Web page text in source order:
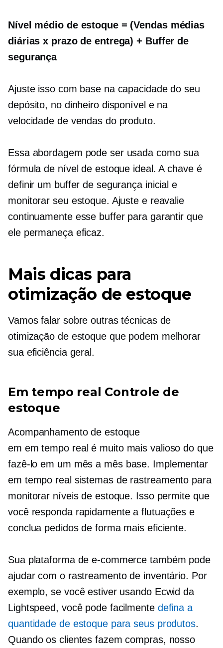
Nível médio de estoque = (Vendas médias
diárias x prazo de entrega) + Buffer de
segurança
Ajuste isso com base na capacidade do seu
depósito, no dinheiro disponível e na
velocidade de vendas do produto.
Essa abordagem pode ser usada como sua
fórmula de nível de estoque ideal. A chave é
definir um buffer de segurança inicial e
monitorar seu estoque. Ajuste e reavalie
continuamente esse buffer para garantir que
ele permaneça eficaz.
Mais dicas para
otimização de estoque
Vamos falar sobre outras técnicas de
otimização de estoque que podem melhorar
sua eficiência geral.
Em tempo real Controle de
estoque
Acompanhamento de estoque
em em tempo real é muito mais valioso do que
fazê-lo em um mês a mêsbase. Implementar
em tempo real sistemas de rastreamento para
monitorar níveis de estoque. Isso permite que
você responda rapidamente a flutuações e
conclua pedidos de forma mais eficiente.
Sua plataforma de e-commerce também pode
ajudar com o rastreamento de inventário. Por
exemplo, se você estiver usando Ecwid da
Lightspeed, você pode facilmente defina a
quantidade de estoque para seus produtos.
Quando os clientes fazem compras, nosso